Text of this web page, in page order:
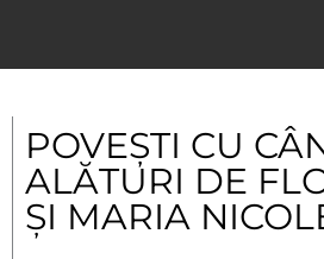
content
POVEȘTI CU
ALĂTURI DE
ȘI MARIA